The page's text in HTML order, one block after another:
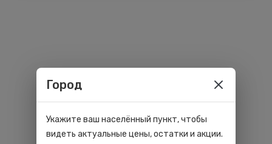
Город
Укажите ваш населённый пункт, чтобы
видеть актуальные цены, остатки и акции.